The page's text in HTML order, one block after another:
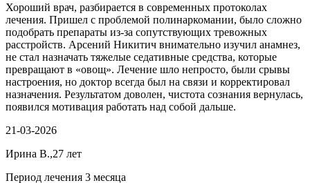
Хороший врач, разбирается в современных протоколах
лечения. Пришел с проблемой полинаркомании, было сложно
подобрать препараты из-за сопутствующих тревожных
расстройств. Арсений Никитич внимательно изучил анамнез,
не стал назначать тяжелые седативные средства, которые
превращают в «овощ». Лечение шло непросто, были срывы
настроения, но доктор всегда был на связи и корректировал
назначения. Результатом доволен, чистота сознания вернулась,
появился мотивация работать над собой дальше.
21-03-2026
Ирина В.,27 лет
Период лечения 3 месяца